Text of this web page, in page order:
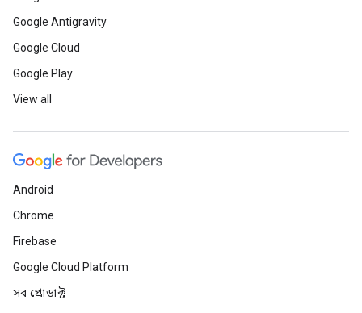
Google Antigravity
Google Cloud
Google Play
View all
Android
Chrome
Firebase
Google Cloud Platform
সব প্রোডাক্ট